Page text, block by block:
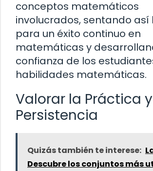
conceptos matemáticos
involucrados, sentando así
para un éxito continuo en
matemáticas y
confianza de los
habilidades matemáticas.
Valorar la Práctica
Persistencia
Quizás también te interese:
Descubre los conjuntos más